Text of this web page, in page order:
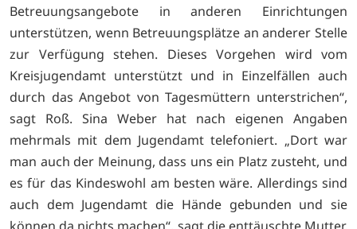
Betreuungsangebote in anderen Einrichtungen
unterstützen, wenn Betreuungsplätze an anderer Stelle
zur Verfügung stehen. Dieses Vorgehen wird vom
Kreisjugendamt unterstützt und in Einzelfällen auch
durch das Angebot von Tagesmüttern unterstrichen“,
sagt Roß. Sina Weber hat nach eigenen Angaben
mehrmals mit dem Jugendamt telefoniert. „Dort war
man auch der Meinung, dass uns ein Platz zusteht, und
es für das Kindeswohl am besten wäre. Allerdings sind
auch dem Jugendamt die Hände gebunden und sie